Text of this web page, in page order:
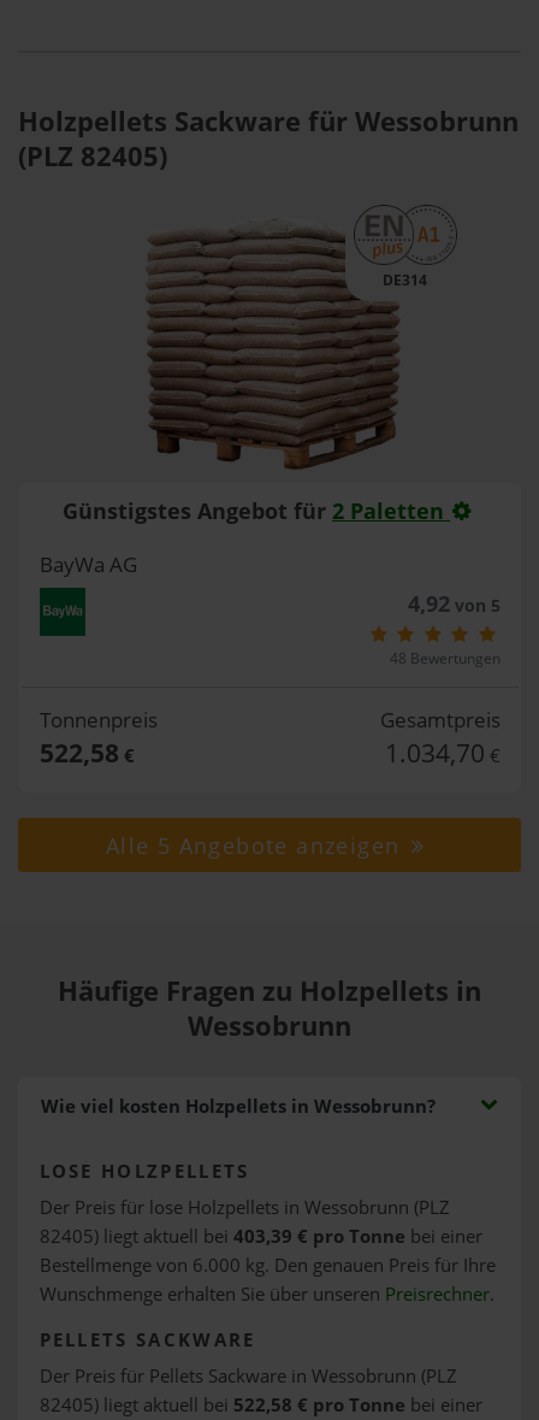
Holzpellets Sackware für Wessobrunn
(PLZ 82405)
DE314
Günstigstes Angebot für 2 Paletten
BayWa AG
4,92von 5
48 Bewertungen
Tonnenpreis
522,58 €
Gesamtpreis
1.034,70 €
Alle 5 Angebote anzeigen
Häufige Fragen zu Holzpellets in
Wessobrunn
Wie viel kosten Holzpellets in Wessobrunn?
LOSE HOLZPELLETS
Der Preis für lose Holzpellets in Wessobrunn (PLZ
82405) liegt aktuell bei 403,39 € pro Tonne bei einer
Bestellmenge von 6.000 kg. Den genauen Preis für Ihre
Wunschmenge erhalten Sie über unseren Preisrechner.
PELLETS SACKWARE
Der Preis für Pellets Sackware in Wessobrunn (PLZ
82405) liegt aktuell bei 522,58 € pro Tonne bei einer